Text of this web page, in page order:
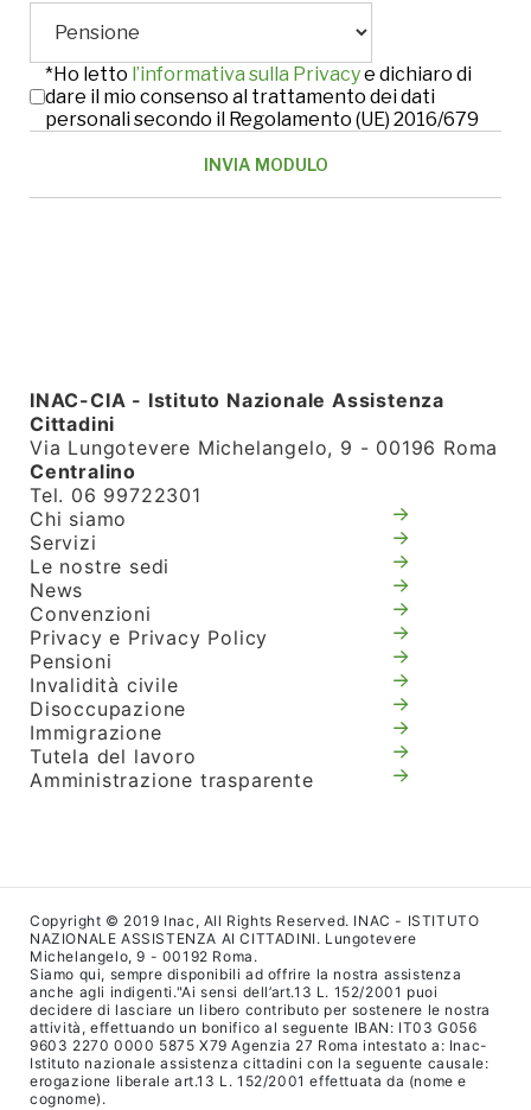
*Ho letto l’informativa sulla Privacye dichiaro di
dare il mio consenso al trattamento dei dati
personali secondo il Regolamento (UE) 2016/679
INAC-CIA - Istituto Nazionale Assistenza
Cittadini
Via Lungotevere Michelangelo, 9 - 00196 Roma
Centralino
Tel. 06 99722301
Chi siamo
Servizi
Le nostre sedi
News
Convenzioni
Privacy e Privacy Policy
Pensioni
Invalidità civile
Disoccupazione
Immigrazione
Tutela del lavoro
Amministrazione trasparente
Copyright © 2019 Inac, All Rights Reserved. INAC - ISTITUTO
NAZIONALE ASSISTENZA AI CITTADINI. Lungotevere
Michelangelo, 9 - 00192 Roma.
Siamo qui, sempre disponibili ad offrire la nostra assistenza
anche agli indigenti."Ai sensi dell’art.13 L. 152/2001 puoi
decidere di lasciare un libero contributo per sostenere le nostra
attività, effettuando un bonifico al seguente IBAN: IT03 G056
9603 2270 0000 5875 X79 Agenzia 27 Roma intestato a: Inac-
Istituto nazionale assistenza cittadini con la seguente causale:
erogazione liberale art.13 L. 152/2001 effettuata da (nome e
cognome).